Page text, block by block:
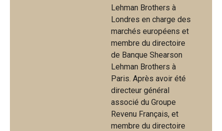
Lehman Brothers à
Londres en charge des
marchés européens et
membre du directoire
de Banque Shearson
Lehman Brothers à
Paris. Après avoir été
directeur général
associé du Groupe
Revenu Français, et
membre du directoire